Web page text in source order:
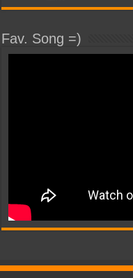
Fav. Song =)